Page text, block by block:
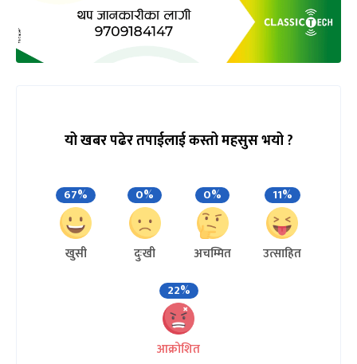
यो खबर पढेर तपाईलाई कस्तो महसुस भयो ?
67%
खुसी
0%
दुःखी
0%
अचम्मित
11%
उत्साहित
22%
आक्रोशित